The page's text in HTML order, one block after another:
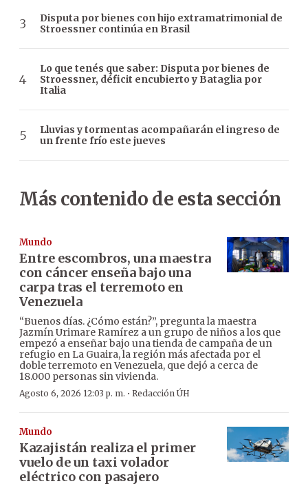
Disputa por bienes con hijo extramatrimonial de
Stroessner continúa en Brasil
Lo que tenés que saber: Disputa por bienes de
Stroessner, déficit encubierto y Bataglia por
Italia
Lluvias y tormentas acompañarán el ingreso de
un frente frío este jueves
Más contenido de esta sección
Mundo
Entre escombros, una maestra
con cáncer enseña bajo una
carpa tras el terremoto en
Venezuela
“Buenos días. ¿Cómo están?”, pregunta la maestra
Jazmín Urimare Ramírez a un grupo de niños a los que
empezó a enseñar bajo una tienda de campaña de un
refugio en La Guaira, la región más afectada por el
doble terremoto en Venezuela, que dejó a cerca de
18.000 personas sin vivienda.
Agosto 6, 2026 12:03 p. m. · Redacción ÚH
Mundo
Kazajistán realiza el primer
vuelo de un taxi volador
eléctrico con pasajero